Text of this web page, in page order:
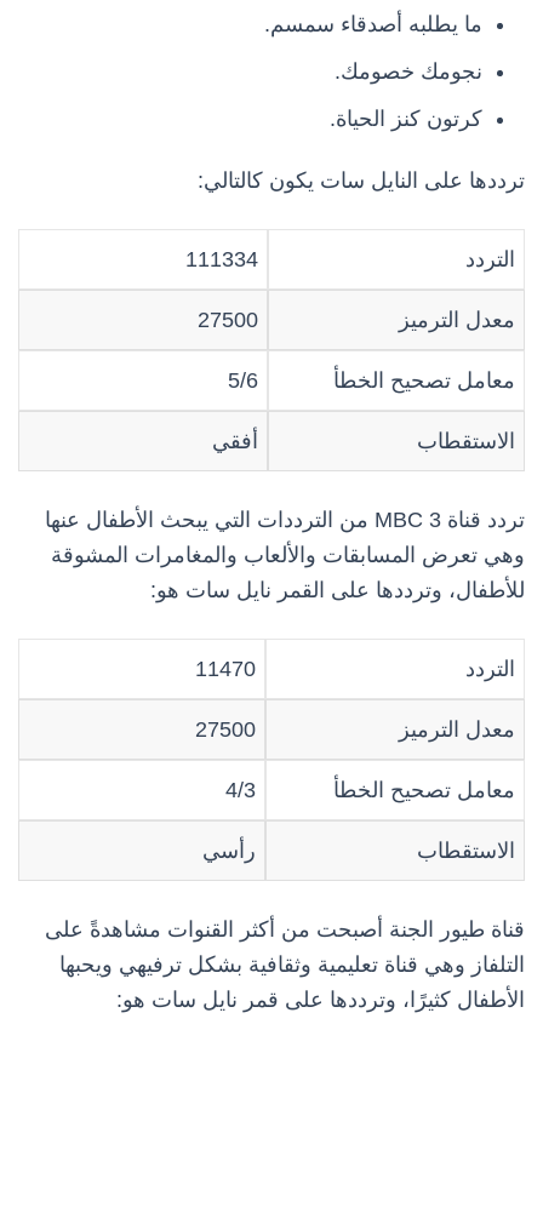
ما يطلبه أصدقاء سمسم.
نجومك خصومك.
كرتون كنز الحياة.
ترددها على النايل سات يكون كالتالي:
التردد 111334
معدل الترميز 27500
معامل تصحيح الخطأ 5/6
الاستقطاب أفقي
تردد قناة MBC 3 من الترددات التي يبحث الأطفال عنها
وهي تعرض المسابقات والألعاب والمغامرات المشوقة
للأطفال، وترددها على القمر نايل سات هو:
التردد 11470
معدل الترميز 27500
معامل تصحيح الخطأ 4/3
الاستقطاب رأسي
قناة طيور الجنة أصبحت من أكثر القنوات مشاهدةً على
التلفاز وهي قناة تعليمية وثقافية بشكل ترفيهي ويحبها
الأطفال كثيرًا، وترددها على قمر نايل سات هو: